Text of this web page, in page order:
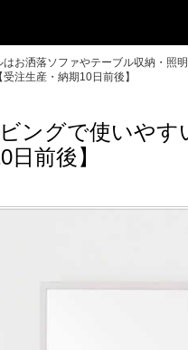
お洒落ソファやテーブル収納・照
注生産・納期10日前後】
ングで使いやす
前後】